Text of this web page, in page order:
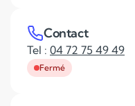
Contact
Tel : 04 72 75 49 49
Fermé